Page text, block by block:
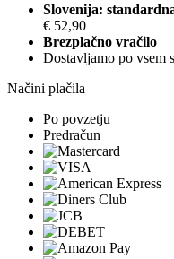
Slovenija:
€ 52,90
Brezplačno vračilo
Dostavljamo po vsem
Načini plačila
Po povzetju
Predračun